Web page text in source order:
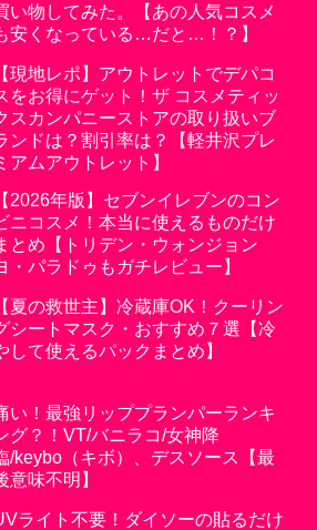
い物してみた。【あの人気コスメ
安くなっている…だと…！？】
【現地レポ】アウトレットでデパコ
をお得にゲット！ザ コスメティッ
スカンパニーストアの取り扱いブ
ンドは？割引率は？【軽井沢プレ
アムアウトレット】
【2026年版】セブンイレブンのコン
ニコスメ！本当に使えるものだけ
とめ【トリデン・ウォンジョン
・パラドゥもガチレビュー】
【夏の救世主】冷蔵庫OK！クーリン
シートマスク・おすすめ７選【冷
して使えるパックまとめ】
い！最強リッププランパーランキ
グ？！VT/バニラコ/女神降
/keybo（キボ）、デスソース【最
意味不明】
ライト不要！ダイソーの貼るだけ